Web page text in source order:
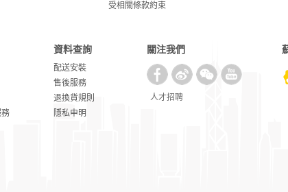
受相關條款約束
務
資料查詢
配送安裝
售後服務
退換貨規則
隱私申明
關注我們
人才招聘